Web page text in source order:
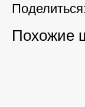
Похожие